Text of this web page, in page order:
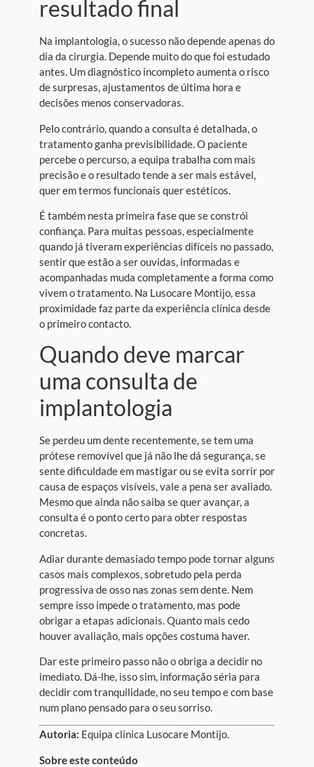
resultado final
Na implantologia, o sucesso não depende apenas do
dia da cirurgia. Depende muito do que foi estudado
antes. Um diagnóstico incompleto aumenta o risco
de surpresas, ajustamentos de última hora e
decisões menos conservadoras.
Pelo contrário, quando a consulta é detalhada, o
tratamento ganha previsibilidade. O paciente
percebe o percurso, a equipa trabalha com mais
precisão e o resultado tende a ser mais estável,
quer em termos funcionais quer estéticos.
É também nesta primeira fase que se constrói
confiança. Para muitas pessoas, especialmente
quando já tiveram experiências difíceis no passado,
sentir que estão a ser ouvidas, informadas e
acompanhadas muda completamente a forma como
vivem o tratamento. Na Lusocare Montijo, essa
proximidade faz parte da experiência clínica desde
o primeiro contacto.
Quando deve marcar
uma consulta de
implantologia
Se perdeu um dente recentemente, se tem uma
prótese removível que já não lhe dá segurança, se
sente dificuldade em mastigar ou se evita sorrir por
causa de espaços visíveis, vale a pena ser avaliado.
Mesmo que ainda não saiba se quer avançar, a
consulta é o ponto certo para obter respostas
concretas.
Adiar durante demasiado tempo pode tornar alguns
casos mais complexos, sobretudo pela perda
progressiva de osso nas zonas sem dente. Nem
sempre isso impede o tratamento, mas pode
obrigar a etapas adicionais. Quanto mais cedo
houver avaliação, mais opções costuma haver.
Dar este primeiro passo não o obriga a decidir no
imediato. Dá-lhe, isso sim, informação séria para
decidir com tranquilidade, no seu tempo e com base
num plano pensado para o seu sorriso.
Autoria: Equipa clínica Lusocare Montijo.
Sobre este conteúdo